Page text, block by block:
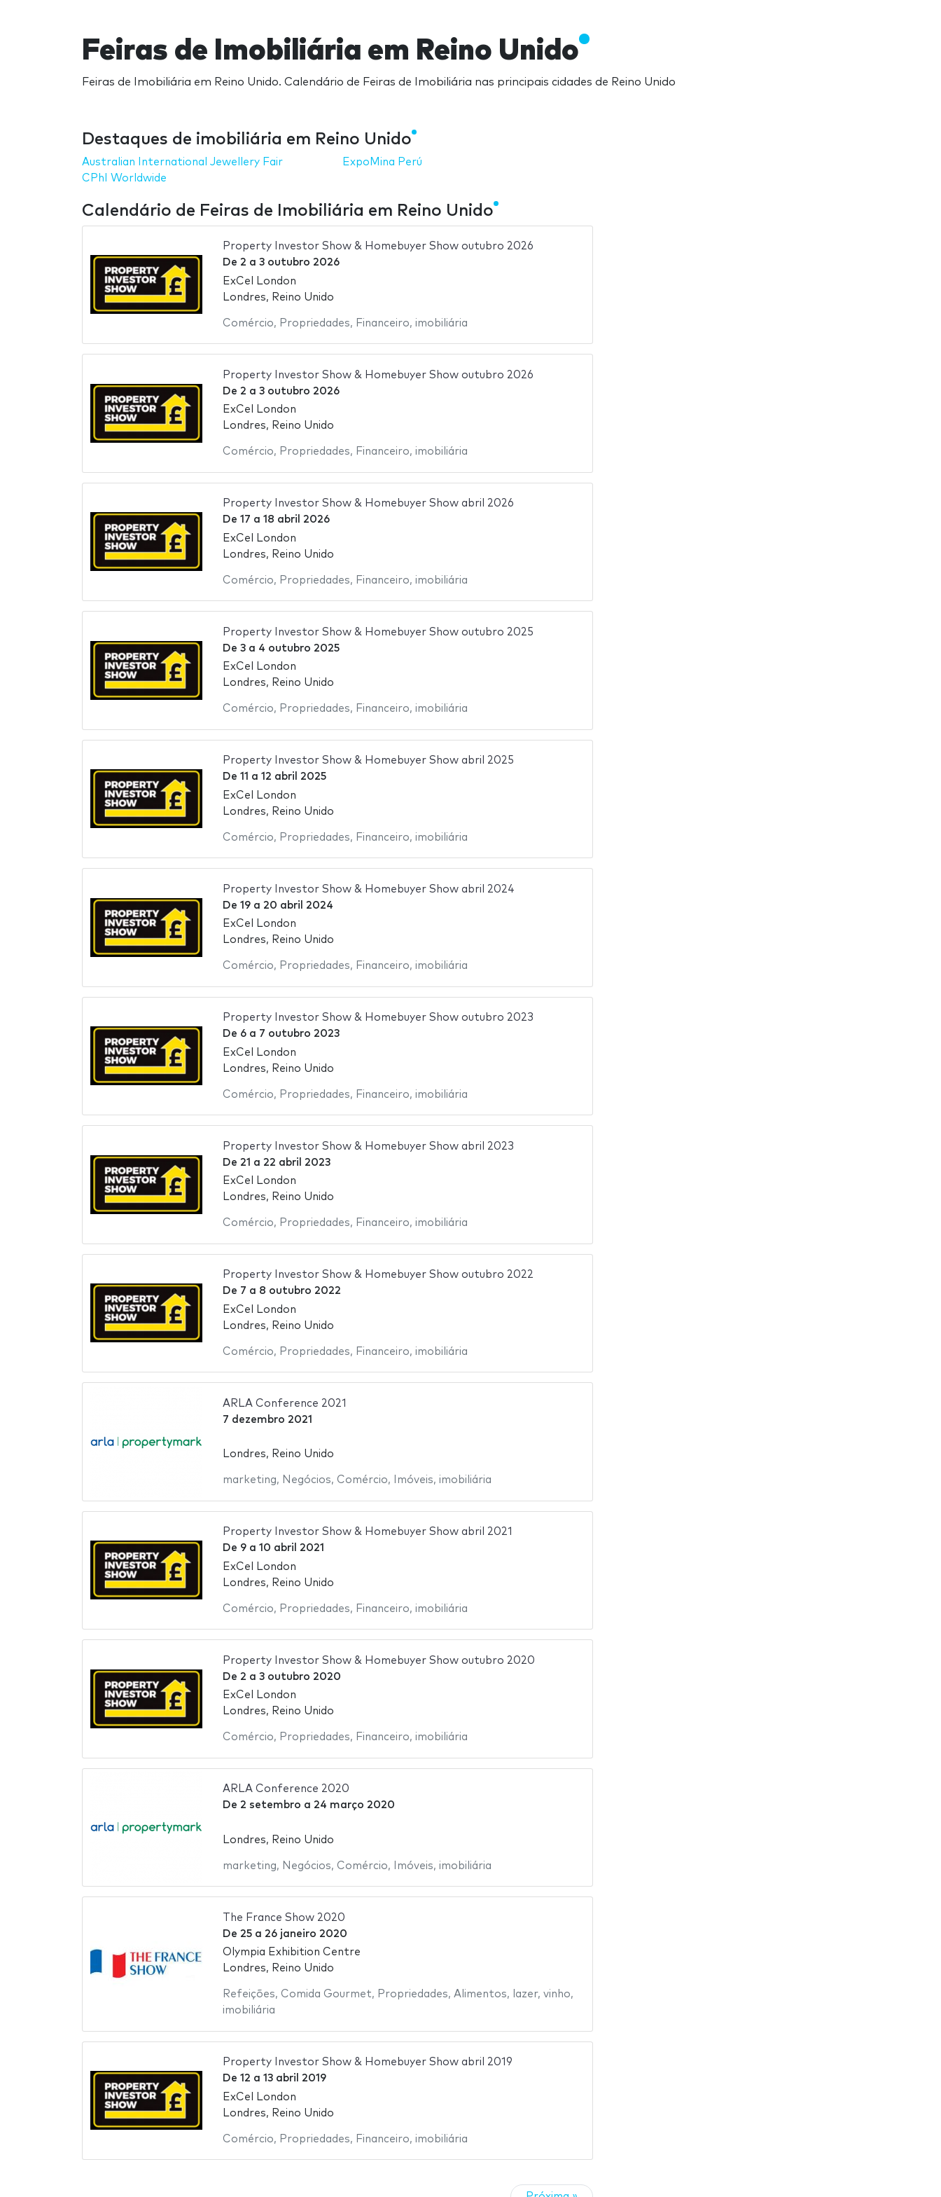
Feiras de Imobiliária em Reino Unido
Feiras de Imobiliária em Reino Unido. Calendário de Feiras de Imobiliária nas principais cidades de Reino Unido
Destaques de imobiliária em Reino Unido
Australian International Jewellery Fair
CPhI Worldwide
ExpoMina Perú
Calendário de Feiras de Imobiliária em Reino Unido
Property Investor Show & Homebuyer Show outubro 2026
De 2 a 3 outubro 2026
ExCel London
Londres, Reino Unido
Comércio, Propriedades, Financeiro, imobiliária
Property Investor Show & Homebuyer Show outubro 2026
De 2 a 3 outubro 2026
ExCel London
Londres, Reino Unido
Comércio, Propriedades, Financeiro, imobiliária
Property Investor Show & Homebuyer Show abril 2026
De 17 a 18 abril 2026
ExCel London
Londres, Reino Unido
Comércio, Propriedades, Financeiro, imobiliária
Property Investor Show & Homebuyer Show outubro 2025
De 3a 4 outubro 2025
ExCel London
Londres, Reino Unido
Comércio, Propriedades, Financeiro, imobiliária
Property Investor Show & Homebuyer Show abril 2025
De 11 a 12 abril 2025
ExCel London
Londres, Reino Unido
Comércio, Propriedades, Financeiro, imobiliária
Property Investor Show & Homebuyer Show abril 2024
De 19a 20 abril 2024
ExCel London
Londres, Reino Unido
Comércio, Propriedades, Financeiro, imobiliária
Property Investor Show & Homebuyer Show outubro 2023
De 6a 7 outubro 2023
ExCel London
Londres, Reino Unido
Comércio, Propriedades, Financeiro, imobiliária
Property Investor Show & Homebuyer Show abril 2023
De 21 a 22 abril 2023
ExCel London
Londres, Reino Unido
Comércio, Propriedades, Financeiro, imobiliária
Property Investor Show & Homebuyer Show outubro 2022
De 7 a 8 outubro 2022
ExCel London
Londres, Reino Unido
Comércio, Propriedades, Financeiro, imobiliária
ARLA Conference 2021
7 dezembro 2021
Londres, Reino Unido
marketing, Negócios, Comércio, Imóveis, imobiliária
Property Investor Show & Homebuyer Show abril 2021
De 9a 10 abril 2021
ExCel London
Londres, Reino Unido
Comércio, Propriedades, Financeiro, imobiliária
Property Investor Show & Homebuyer Show outubro 2020
De 2 a 3 outubro 2020
ExCel London
Londres, Reino Unido
Comércio, Propriedades, Financeiro, imobiliária
ARLA Conference 2020
De 2 setembro a 24 março 2020
Londres, Reino Unido
marketing, Negócios, Comércio, Imóveis, imobiliária
The France Show 2020
De 25a 26 janeiro 2020
Olympia Exhibition Centre
Londres, Reino Unido
Refeições, Comida Gourmet, Propriedades, Alimentos, lazer, vinho,
imobiliária
Property Investor Show & Homebuyer Show abril 2019
De 12 a 13 abril 2019
ExCel London
Londres, Reino Unido
Comércio, Propriedades, Financeiro, imobiliária